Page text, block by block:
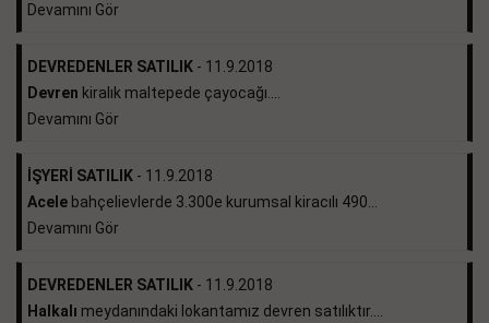
Devamını Gör
DEVREDENLER SATILIK - 11.9.2018
Devren kiralık maltepede çayocağı....
Devamını Gör
İŞYERİ SATILIK - 11.9.2018
Acele bahçelievlerde 3.300e kurumsal kiracılı 490...
Devamını Gör
DEVREDENLER SATILIK - 11.9.2018
Halkalı meydanındaki lokantamız devren satılıktır....